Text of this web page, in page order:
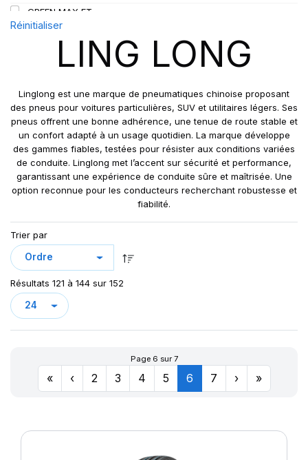
112
112/110
115
115/113
121/120
122/118
131
158/150
177
201
GREEN MAX ET
GREEN MAX HP 010
GREEN MAX HP010
GREEN MAX VAN
GRIP MASTER
KCA651
LB01
LB01N**
LL25
LL 102
LL102
LLA08
LLF26
LLR666
LM11N
LMC4
LXC MASTER
Réinitialiser
LING LONG
Linglong est une marque de pneumatiques chinoise proposant
des pneus pour voitures particulières, SUV et utilitaires légers. Ses
pneus offrent une bonne adhérence, une tenue de route stable et
un confort adapté à un usage quotidien. La marque développe
des gammes fiables, testées pour résister aux conditions variées
de conduite. Linglong met l’accent sur sécurité et performance,
garantissant une expérience de conduite sûre et maîtrisée. Une
option reconnue pour les conducteurs recherchant robustesse et
fiabilité.
Trier par
Résultats 121 à 144 sur 152
Page 6 sur 7
« ‹ 2 3 4 5 6 7 › »